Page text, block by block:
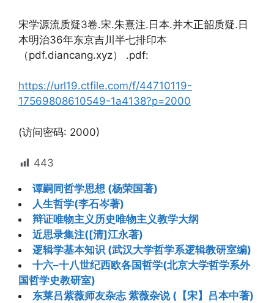
宋学源流质疑3卷.宋.朱熹注.日本.并木正韶质疑.日
本明治36年东京吉川半七排印本
（pdf.diancang.xyz） .pdf:
https://url19.ctfile.com/f/44710119-
17569808610549-1a4138?p=2000
(访问密码: 2000)
443
谭嗣同哲学思想 (杨荣国著)
人生哲学(李石岑著)
辩证唯物主义历史唯物主义教学大纲
近思录集注([清]江永著)
逻辑学基本知识 (武汉大学哲学系逻辑教研室编)
十六–十八世纪西欧各国哲学(北京大学哲学系外
国哲学史教研室)
东莱吕紫薇师友杂志 紫薇杂说 (【宋】吕本中著)